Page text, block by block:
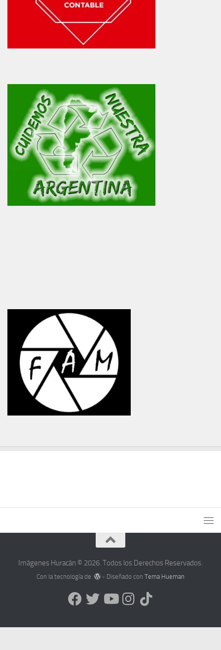
Imágenes Huracán © 2026. Todos los Derechos Reservados.
Con la tecnología de - Diseñado conTema Hueman